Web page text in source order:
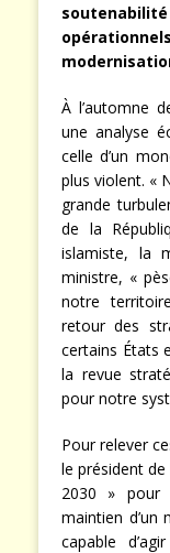
À l’automne
une analyse
celle d’un
plus violent. «
grande
de la
islamiste, la
ministre, «
notre
retour des
certains États
la revue
pour notre
Pour relever
le président
2030 » pour
maintien d’un
capable